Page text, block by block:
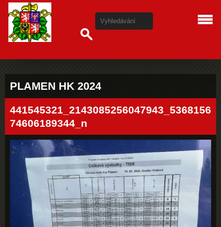
PLAMEN HK 2024
441545321_2143085256047943_5368156
74606189344_n